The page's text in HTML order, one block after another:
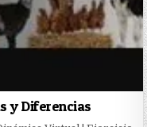
y Diferencias